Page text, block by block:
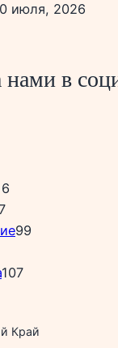
июля, 2026
нами в
99
107
Край